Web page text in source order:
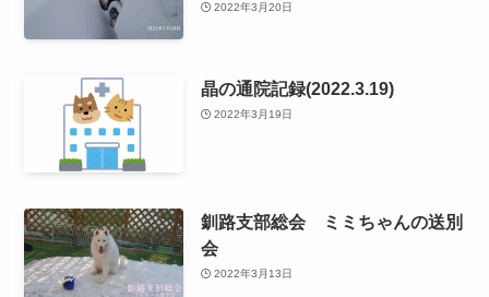
2022年3月20日
晶の通院記録(2022.3.19)
2022年3月19日
釧路支部総会 ミミちゃんの送別
会
2022年3月13日